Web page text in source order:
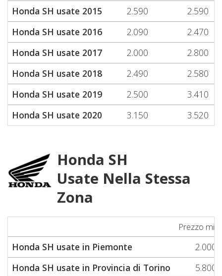
Honda SH usate 2015
2.590
2.590
Honda SH usate 2016
2.090
2.470
Honda SH usate 2017
2.000
2.800
Honda SH usate 2018
2.490
2.580
Honda SH usate 2019
2.500
3.410
Honda SH usate 2020
3.150 3.520
Honda SH
Usate Nella Stessa
Zona
Prezzo
Honda SH usate in Piemonte
2.000
Honda SH usate in Provincia di Torino
5.800